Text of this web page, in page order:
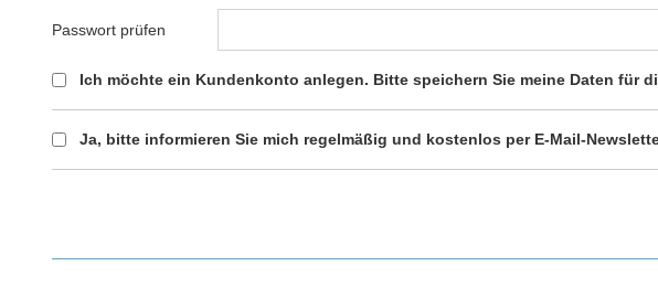
Passwort prüfen
Ich möchte ein Kundenkonto anlegen. Bitte speichern Sie meine Daten für
Ja, bitte informieren Sie mich regelmäßig und kostenlos per E-Mail-